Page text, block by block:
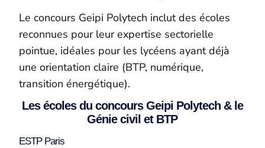
Le concours Geipi Polytech inclut des écoles
reconnues pour leur expertise sectorielle
pointue, idéales pour les lycéens ayant déjà
une orientation claire (BTP, numérique,
transition énergétique).
Les écoles du concours Geipi Polytech & le
Génie civil et BTP
ESTP Paris